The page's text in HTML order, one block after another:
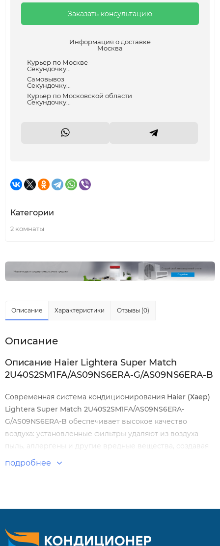
Заказать консультацию
Информация о доставке
Москва
Курьер по Москве
Секундочку...
Самовывоз
Секундочку...
Курьер по Московской области
Секундочку...
Категории
2 комнаты
Описание Характеристики Отзывы (0)
Описание
Описание Haier Lightera Super Match
2U40S2SM1FA/AS09NS6ERA-G/AS09NS6ERA-B
Современная система кондиционирования Haier (Хаер)
Lightera Super Match 2U40S2SM1FA/AS09NS6ERA-
G/AS09NS6ERA-B обеспечивает высокое качество
воздуха: установленные фильтры удаляют из воздуха
пыль, аллергены и другие вредные вещества, создавая
благоприятные условия для проживания и работы.
Wi-Fi модуль KZW-002(W) является опцией и не входит
подробнее